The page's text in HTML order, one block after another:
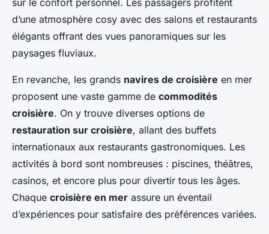
sur le confort personnel. Les passagers profitent
d’une atmosphère cosy avec des salons et restaurants
élégants offrant des vues panoramiques sur les
paysages fluviaux.
En revanche, les grands navires de croisière en mer
proposent une vaste gamme de commodités
croisière. On y trouve diverses options de
restauration sur croisière, allant des buffets
internationaux aux restaurants gastronomiques. Les
activités à bord sont nombreuses : piscines, théâtres,
casinos, et encore plus pour divertir tous les âges.
Chaque croisière en mer assure un éventail
d’expériences pour satisfaire des préférences variées.